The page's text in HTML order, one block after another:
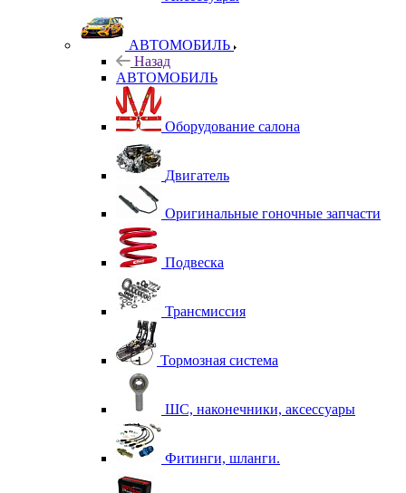
АВТОМОБИЛЬ
Назад
АВТОМОБИЛЬ
Оборудование салона
Двигатель
Оригинальные гоночные запчасти
Подвеска
Трансмиссия
Тормозная система
ШС, наконечники, аксессуары
Фитинги, шланги.